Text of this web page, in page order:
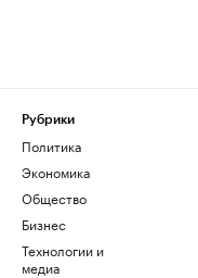
Рубрики
Политика
Экономика
Общество
Бизнес
Технологии и
медиа